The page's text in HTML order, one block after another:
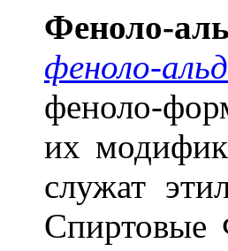
Феноло-
феноло-
феноло-
их
служат
Спиртовые